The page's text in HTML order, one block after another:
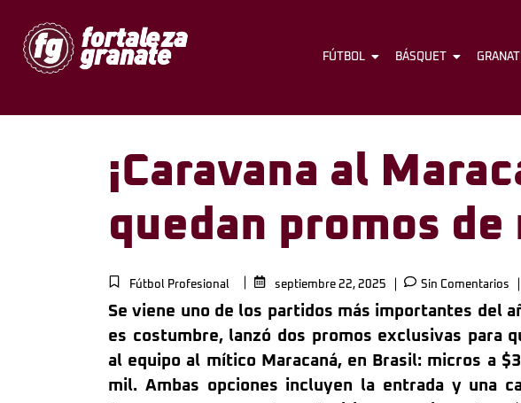
FÚTBOL
FÚTBOL BÁSQUET
¡Caravana al
quedan promos de
Fútbol Profesional septiembre 22, 2025 Sin Comentarios
Se viene uno de los partidos más importantes del
es costumbre, lanzó dos promos exclusivas para
al equipo al mítico Maracaná, en Brasil: micros a
mil. Ambas opciones incluyen la entrada y una